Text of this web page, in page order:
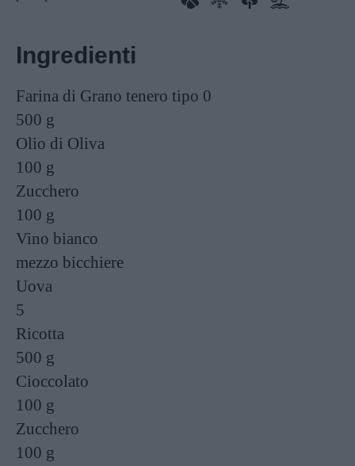
Ingredienti
Farina di Grano tenero tipo 0
500 g
Olio di Oliva
100 g
Zucchero
100 g
Vino bianco
mezzo bicchiere
Uova
5
Ricotta
500 g
Cioccolato
100 g
Zucchero
100 g